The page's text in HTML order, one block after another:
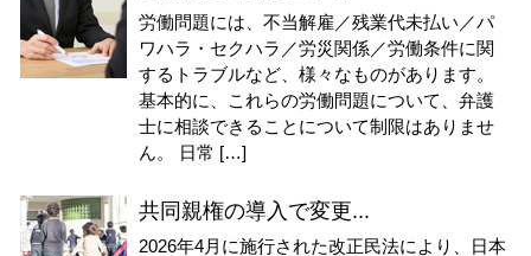
労働問題には、不当解雇／残業代未払い／パ
ワハラ・セクハラ／労災関係／労働条件に関
するトラブルなど、様々なものがあります。
基本的に、これらの労働問題について、弁護
士に相談できることについて制限はありませ
ん。 日常 […]
共同親権の導入で変更...
2026年4月に施行された改正民法により、日本